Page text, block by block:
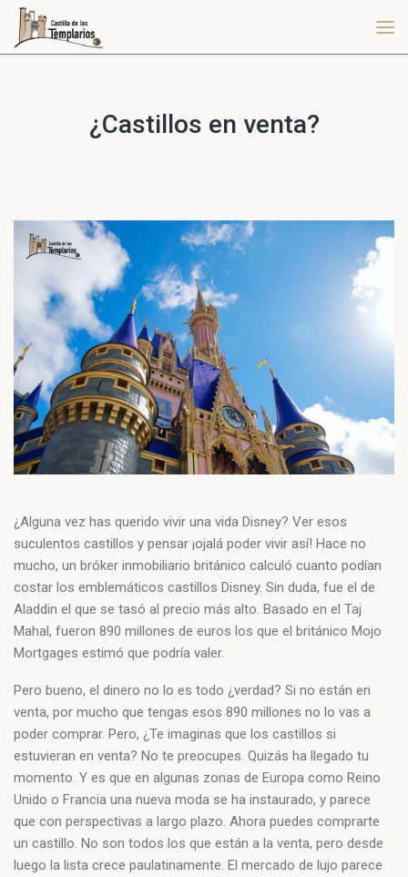
¿Castillos en venta?
¿Alguna vez has querido vivir una vida Disney? Ver esos
suculentos castillos y pensar ¡ojalá poder vivir así! Hace no
mucho, un bróker inmobiliario británico calculó cuanto podían
costar los emblemáticos castillos Disney. Sin duda, fue el de
Aladdin el que se tasó al precio más alto. Basado en el Taj
Mahal, fueron 890 millones de euros los que el británico Mojo
Mortgages estimó que podría valer.
Pero bueno, el dinero no lo es todo ¿verdad? Si no están en
venta, por mucho que tengas esos 890 millones no lo vas a
poder comprar. Pero, ¿Te imaginas que los castillos si
estuvieran en venta? No te preocupes. Quizás ha llegado tu
momento. Y es que en algunas zonas de Europa como Reino
Unido o Francia una nueva moda se ha instaurado, y parece
que con perspectivas a largo plazo. Ahora puedes comprarte
un castillo. No son todos los que están a la venta, pero desde
luego la lista crece paulatinamente. El mercado de lujo parece